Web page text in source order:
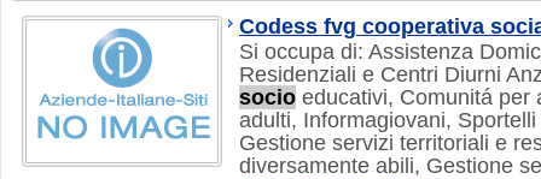
Codess fvg cooperativa
Si occupa di: Assistenza
Residenziali e Centri Diurni
socio educativi, Comunitá per
adulti, Informagiovani,
Gestione servizi territoriali e
diversamente abili, Gestione